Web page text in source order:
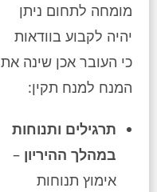
מומחה לתחום ניתן
יהיה לקבוע בוודאות
כי העובר אכן שינה את
המנח למנח תקין:
תרגילים ותנוחות
במהלך ההיריון –
אימוץ תנוחות